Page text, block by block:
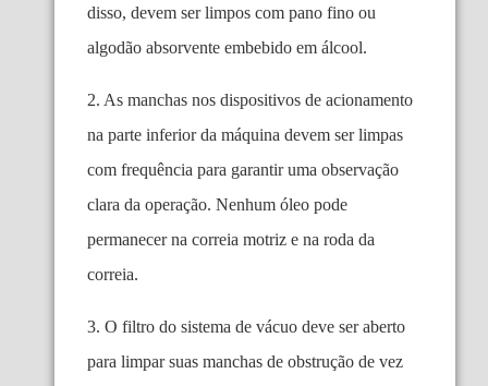
disso, devem ser limpos com pano fino ou
algodão absorvente embebido em álcool.
2. As manchas nos dispositivos de acionamento
na parte inferior da máquina devem ser limpas
com frequência para garantir uma observação
clara da operação. Nenhum óleo pode
permanecer na correia motriz e na roda da
correia.
3. O filtro do sistema de vácuo deve ser aberto
para limpar suas manchas de obstrução de vez